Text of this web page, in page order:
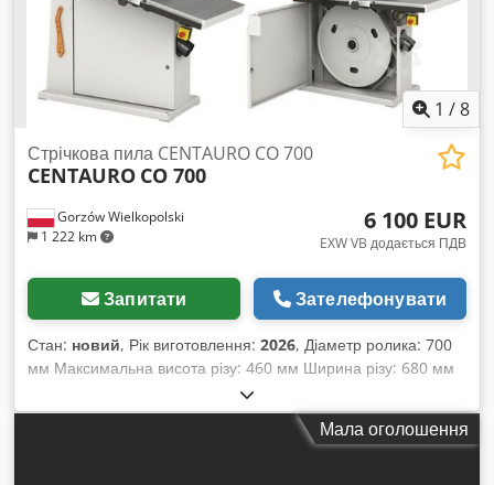
1 /8
Gorzów Wielkopolski
1 222 km
Стрічкова пила CENTAURO CO 700
CENTAURO CO 700
6 100 EUR
EXW VB додається ПДВ
Запитати Зателефонувати
Стан: новий, Рік виготовлення: 2026, Діаметр ролика: 700
мм Максимальна висота різу: 460 мм Ширина різу: 680 мм
Висота столу від підлоги: 940 мм Розміри столу: 1030x710
мм Нахильний робочий стіл: 20° (45° для НЕ CE)
Максимальна/мінімальна довжина стрічкового полотна:
Мала оголошення